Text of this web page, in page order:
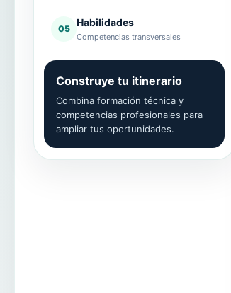
05 Habilidades
Competencias transversales
Construye tu itinerario
Combina formación técnica y
competencias profesionales para
ampliar tus oportunidades.